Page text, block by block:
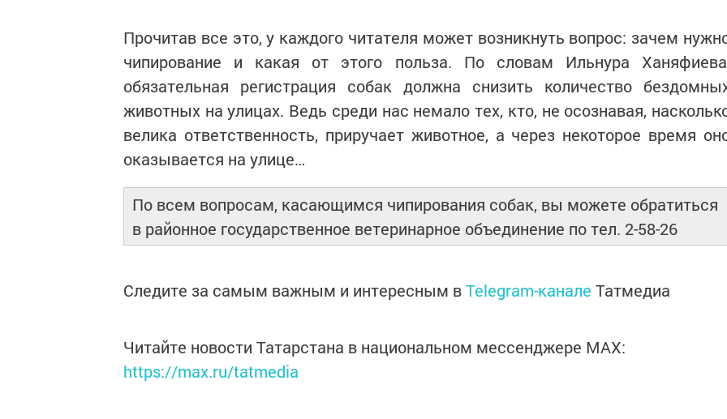
Прочитав все это, у каждого читателя может возникнуть вопрос: зачем
чипирование и какая от этого польза. По словам Ильнура
обязательная регистрация собак должна снизить количество
животных на улицах. Ведь среди нас немало тех, кто, не осознавая,
велика ответственность, приручает животное, а через некоторое время
оказывается на улице…
По всем вопросам, касающимся чипирования собак, вы можете обратиться
в районное государственное ветеринарное объединение по тел. 2-58-26
Следите за самым важным и интересным вTelegram-канале Татмедиа
Читайте новости Татарстана в национальном мессенджере MАХ:
https://max.ru/tatmedia